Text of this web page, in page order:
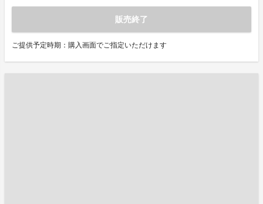
販売終了
ご提供予定時期：購入画面でご指定いただけます